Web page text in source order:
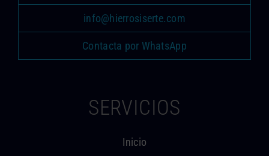
info@hierrosiserte.com
Contacta por WhatsApp
SERVICIOS
Inicio